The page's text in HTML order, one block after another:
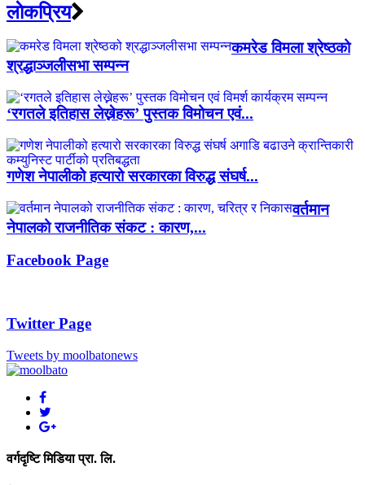
लाेकप्रिय
कमरेड विमला श्रेष्ठको
श्रद्धाञ्जलीसभा सम्पन्न
‘रगतले इतिहास लेख्नेहरू’ पुस्तक विमोचन एवं...
गणेश नेपालीको हत्यारो सरकारका विरुद्ध संघर्ष...
वर्तमान
नेपालको राजनीतिक संकट : कारण,...
Facebook Page
Twitter Page
Tweets by moolbatonews
वर्गदृष्टि मिडिया प्रा. लि.